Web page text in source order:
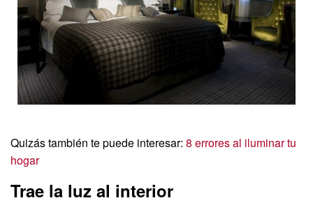
Quizás también te puede interesar: 8 errores al iluminar tu
hogar
Trae la luz al interior